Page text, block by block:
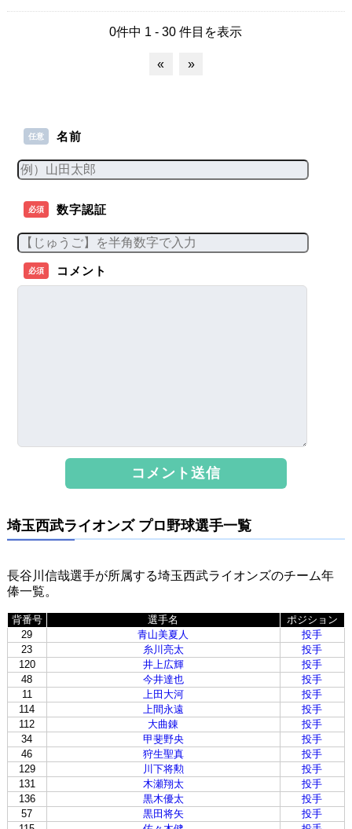
0件中 1 - 30 件目を表示
« »
任意 名前
必須 数字認証
必須 コメント
埼玉西武ライオンズ プロ野球選手一覧
長谷川信哉選手が所属する埼玉西武ライオンズのチーム年
俸一覧。
背番号 選手名
ポジション
29
青山美夏人
投手
23
糸川亮太
投手
120
井上広輝
投手
48
今井達也
投手
11
上田大河
投手
114
上間永遠
投手
112
大曲錬
投手
34
甲斐野央
投手
46
狩生聖真
投手
129
川下将勲
投手
131
木瀬翔太
投手
136
黒木優太
投手
57
黒田将矢
投手